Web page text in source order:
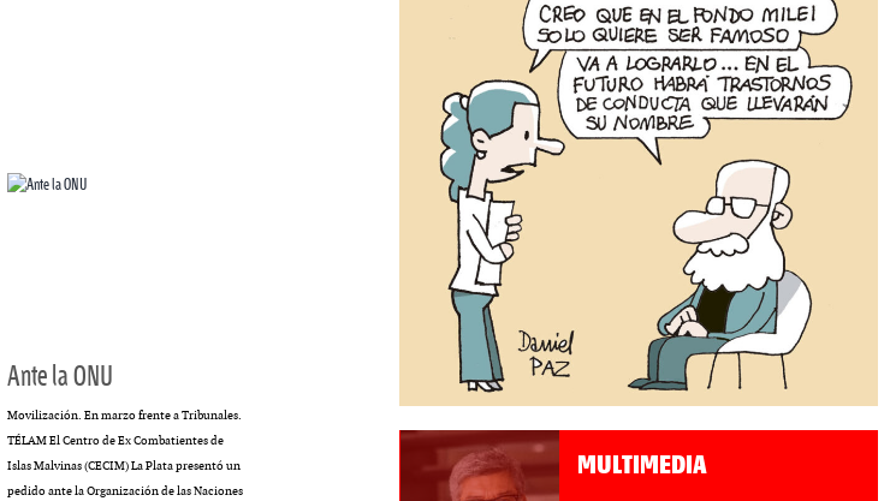
Ante la ONU
Movilización. En marzo frente a Tribunales.
TÉLAM El Centro de Ex Combatientes de
Islas Malvinas (CECIM) La Plata presentó un
pedido ante la Organización de las Naciones
MULTIMEDIA MULTIMEDIA